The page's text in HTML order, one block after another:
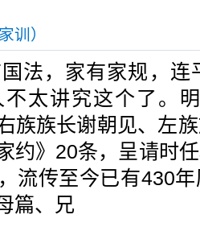
训）
，家有家规，连
太讲究这个了。
族族长谢朝见、左
约》20条，呈请时
流传至今已有430
篇、兄